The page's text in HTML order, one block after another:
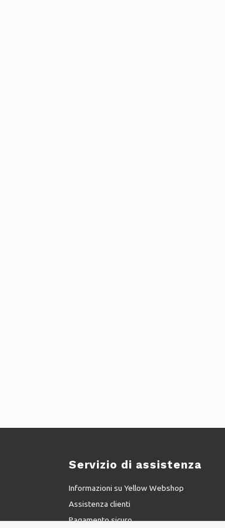
Servizio di assistenza
Informazioni su Yellow Webshop
Assistenza clienti
Pagamento sicuro